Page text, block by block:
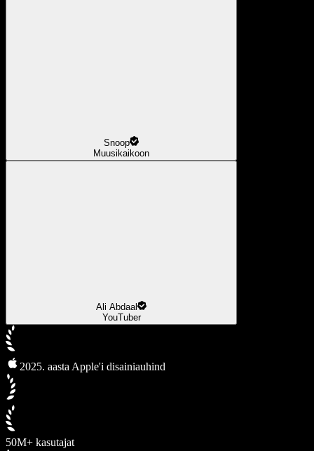
Snoop
Muusikaikoon
Ali Abdaal
YouTuber
2025. aasta Apple'i disainiauhind
50M+ kasutajat